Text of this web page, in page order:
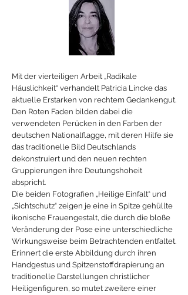
Mit der vierteiligen Arbeit „Radikale
Häuslichkeit“ verhandelt Patricia Lincke das
aktuelle Erstarken von rechtem Gedankengut.
Den Roten Faden bilden dabei die
verwendeten Perücken in den Farben der
deutschen Nationalflagge, mit deren Hilfe sie
das traditionelle Bild Deutschlands
dekonstruiert und den neuen rechten
Gruppierungen ihre Deutungshoheit
abspricht.
Die beiden Fotografien „Heilige Einfalt“ und
„Sichtschutz“ zeigen je eine in Spitze gehüllte
ikonische Frauengestalt, die durch die bloße
Veränderung der Pose eine unterschiedliche
Wirkungsweise beim Betrachtenden entfaltet.
Erinnert die erste Abbildung durch ihren
Handgestus und Spitzenstoffdrapierung an
traditionelle Darstellungen christlicher
Heiligenfiguren, so mutet zweitere einer